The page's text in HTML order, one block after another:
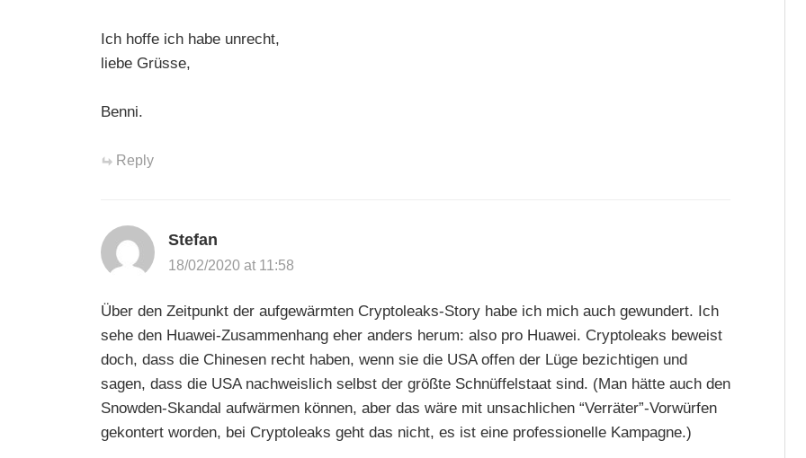
Ich hoffe ich habe unrecht,
liebe Grüsse,
Benni.
Reply
Stefan
18/02/2020 at 11:58
Über den Zeitpunkt der aufgewärmten Cryptoleaks-Story habe ich mich auch gewundert. Ich
sehe den Huawei-Zusammenhang eher anders herum: also pro Huawei. Cryptoleaks beweist
doch, dass die Chinesen recht haben, wenn sie die USA offen der Lüge bezichtigen und
sagen, dass die USA nachweislich selbst der größte Schnüffelstaat sind. (Man hätte auch den
Snowden-Skandal aufwärmen können, aber das wäre mit unsachlichen “Verräter”-Vorwürfen
gekontert worden, bei Cryptoleaks geht das nicht, es ist eine professionelle Kampagne.)